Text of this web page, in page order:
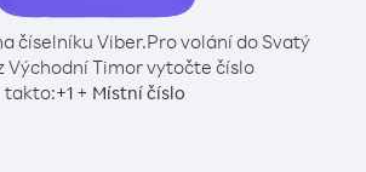
číselníku Viber.Pro volání do Svatý
Východní Timor vytočte číslo
takto:+1+ Místní číslo